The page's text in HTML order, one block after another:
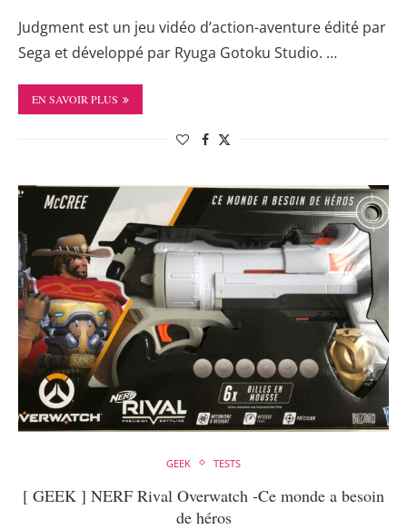
Judgment est un jeu vidéo d’action-aventure édité par
Sega et développé par Ryuga Gotoku Studio. …
EN SAVOIR PLUS
GEEK TESTS
[ GEEK ] NERF Rival Overwatch -Ce monde a besoin
de héros